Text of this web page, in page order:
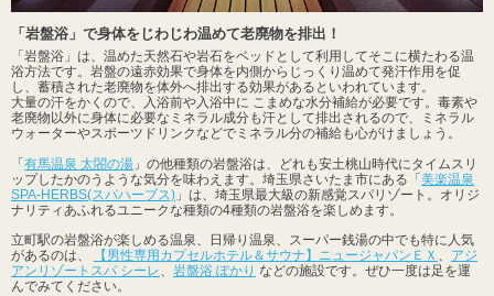
「岩盤浴」で身体をじわじわ温めて老廃物を排出！
「岩盤浴」は、温めた天然石や岩石をベッドとして利用してそこに横たわる温
浴方法です。岩盤の遠赤効果で身体を内側からじっくり温めて発汗作用を促
し、蓄積された老廃物を体外へ排出する効果があるといわれています。
大量の汗をかくので、入浴前や入浴中に こまめな水分補給が必要です。毒素や
老廃物以外に身体に必要なミネラル成分も汗として排出されるので、ミネラル
ウォーターやスポーツドリンクなどでミネラル分の補給も心がけましょう。
「 有馬温泉 太閤の湯 」の他種類の岩盤浴は、どれも安土桃山時代にタイムスリ
ップしたかのうような気分を味わえます。埼玉県さいたま市にある「 美楽温泉
SPA-HERBS(スパハーブス) 」は、埼玉県最大級の新感覚スパリゾート。オリジ
ナリティあふれるユニークな種類の4種類の岩盤浴を楽しめます。
立町駅の岩盤浴が楽しめる温泉、日帰り温泉、スーパー銭湯の中でも特に人気
があるのは、
【男性専用カプセルホテル＆サウナ】ニュージャパンＥＸ 、 アジ
アンリゾートスパ シーレ、 岩盤浴 ぽかり などの施設です。ぜひ一度は足を運
んでみてください。